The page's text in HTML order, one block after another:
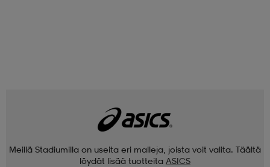
Meillä Stadiumilla on useita eri malleja, joista voit valita. Täältä
löydät lisää tuotteita ASICS